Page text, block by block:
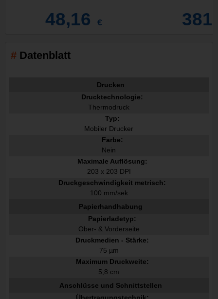
48,16 €
Datenblatt
Drucken
Drucktechnologie:
Thermodruck
Typ:
Mobiler Drucker
Farbe:
Nein
Maximale Auflösung:
203 x 203 DPI
Druckgeschwindigkeit metrisch:
100 mm/sek
Papierhandhabung
Papierladetyp:
Ober- & Vorderseite
Druckmedien - Stärke:
75 µm
Maximum Druckweite:
5,8 cm
Anschlüsse und Schnittstellen
Übertragungstechnik: